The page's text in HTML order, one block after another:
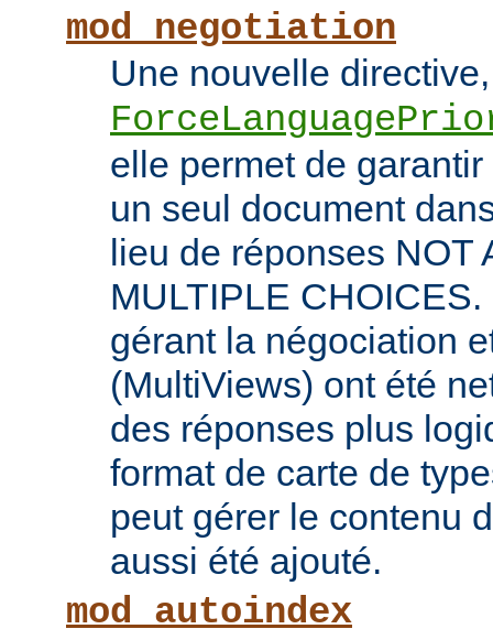
mod_negotiation
Une nouvelle directive,
elle permet de
un seul document
lieu de réponses NOT
MULTIPLE
gérant la négociation
(MultiViews) ont été
des réponses plus
format de carte de
peut gérer le contenu
aussi été ajouté.
mod_autoindex